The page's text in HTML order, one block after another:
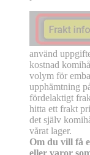
använd
kostnad
volym för
upphämtning
fördelaktigt
hitta ett frakt
det själv
vårat lager.
Om du vill få